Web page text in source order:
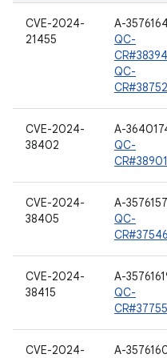
CVE-2024-
21455
A-
QC-
QC-
CVE-2024-
38402
A-
QC-
CVE-2024-
38405
A-
QC-
CVE-2024-
38415
A-
QC-
CVE-2024-
A-